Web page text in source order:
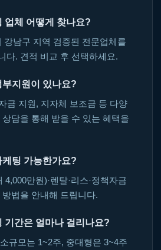
업체 어떻게 찾나요?
강남구 지역 검증된 전문업체를
다. 견적 비교 후 선택하세요.
지원이 있나요?
금 지원, 지자체 보조금 등 다양
담을 통해 받을 수 있는 혜택을
팅 가능한가요?
만원)·렌탈·리스·정책자금
법을 안내해 드립니다.
기간은 얼마나 걸리나요?
규모는 1~2주, 중대형은 3~4주